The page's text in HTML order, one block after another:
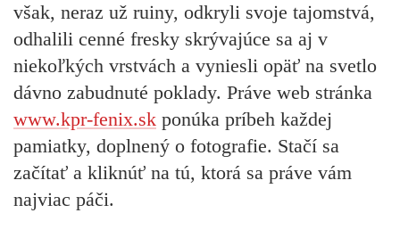
však, neraz už ruiny, odkryli svoje tajomstvá,
odhalili cenné fresky skrývajúce sa aj v
niekoľkých vrstvách a vyniesli opäť na svetlo
dávno zabudnuté poklady. Práve web stránka
www.kpr-fenix.sk ponúka príbeh každej
pamiatky, doplnený o fotografie. Stačí sa
začítať a kliknúť na tú, ktorá sa práve vám
najviac páči.